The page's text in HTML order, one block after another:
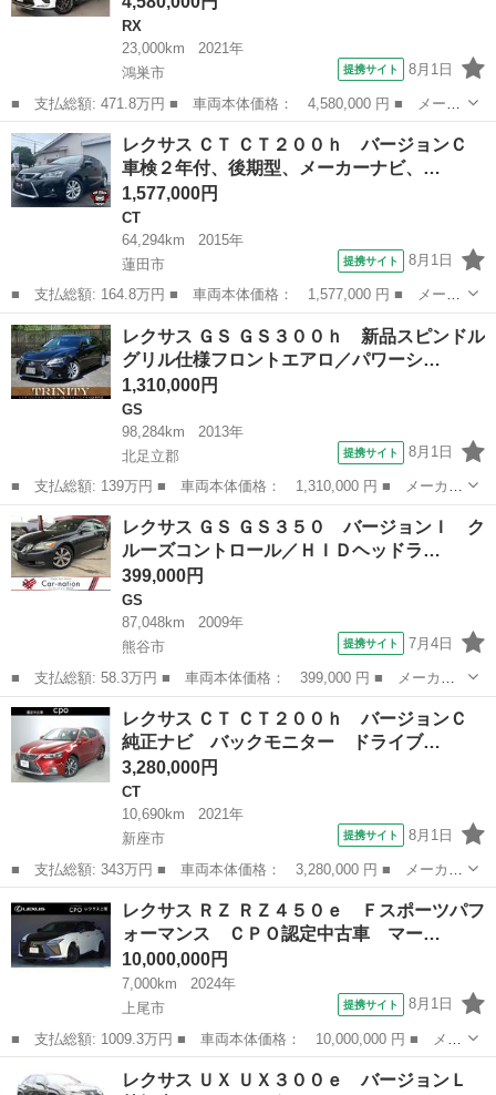
RX
23,000km
2021年
鴻巣市
提携サイト 8月1日
■ 支払総額: 471.8万円 ■ 車両本体価格： 4,580,000 円 ■ メーカ
ー名： レクサス ■ 車種名： ＲＸ ■ グレード名： ＲＸ３０
０ Ｆスポーツ 認定中古車ＣＰＯ ■ 排気量： 2000cc ■ ドア
枚...
埼玉 鴻巣市 RX
レクサス ＣＴ ＣＴ２００ｈ バージョンＣ
車検２年付、後期型、メーカーナビ、…
1,577,000円
CT
64,294km
2015年
蓮田市
提携サイト 8月1日
■ 支払総額: 164.8万円 ■ 車両本体価格： 1,577,000 円 ■ メーカ
ー名： レクサス ■ 車種名： ＣＴ ■ グレード名： ＣＴ２００
ｈ バージョンＣ 車検２年付、後期型、メーカーナビ、フルセグＴ
Ｖ、ＥＴ...
埼玉 蓮田市 CT
レクサス ＧＳ ＧＳ３００ｈ 新品スピンドル
グリル仕様フロントエアロ／パワーシ…
1,310,000円
GS
98,284km
2013年
北足立郡
提携サイト 8月1日
■ 支払総額: 139万円 ■ 車両本体価格： 1,310,000 円 ■ メーカー
名： レクサス ■ 車種名： ＧＳ ■ グレード名： ＧＳ３００
ｈ 新品スピンドルグリル仕様フロントエアロ／パワーシート／クリ
アランスソナ...
埼玉 北足立郡 GS
レクサス ＧＳ ＧＳ３５０ バージョンＩ ク
ルーズコントロール／ＨＩＤヘッドラ…
399,000円
GS
87,048km
2009年
熊谷市
提携サイト 7月4日
■ 支払総額: 58.3万円 ■ 車両本体価格： 399,000 円 ■ メーカー
名： レクサス ■ 車種名： ＧＳ ■ グレード名： ＧＳ３５０
バージョンＩ クルーズコントロール／ＨＩＤヘッドランプ／ＡＦＳ
／オートライ...
埼玉 熊谷市 GS
レクサス ＣＴ ＣＴ２００ｈ バージョンＣ
純正ナビ バックモニター ドライブ…
3,280,000円
CT
10,690km
2021年
新座市
提携サイト 8月1日
■ 支払総額: 343万円 ■ 車両本体価格： 3,280,000 円 ■ メーカー
名： レクサス ■ 車種名： ＣＴ ■ グレード名： ＣＴ２００
ｈ バージョンＣ 純正ナビ バックモニター ドライブレコーダ
ー 電動パワー...
埼玉 新座市 CT
レクサス ＲＺ ＲＺ４５０ｅ Ｆスポーツパフ
ォーマンス ＣＰＯ認定中古車 マー…
10,000,000円
7,000km
2024年
上尾市
提携サイト 8月1日
■ 支払総額: 1009.3万円 ■ 車両本体価格： 10,000,000 円 ■ メー
カー名： レクサス ■ 車種名： ＲＺ ■ グレード名： ＲＺ４５
０ｅ Ｆスポーツパフォーマンス ＣＰＯ認定中古車 マークレビン
レクサス
レクサス ＵＸ ＵＸ３００ｅ バージョンＬ